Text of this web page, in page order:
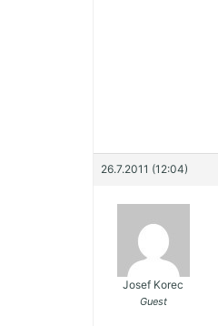
26.7.2011 (12:04)
Josef Korec
Guest